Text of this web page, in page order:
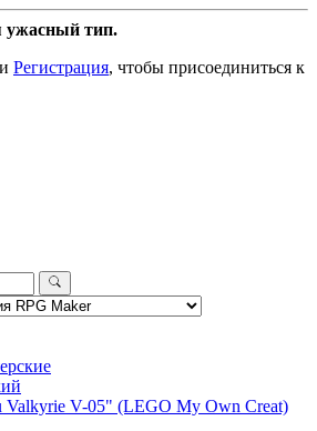
ужасный тип.
Регистрация, чтобы присоединиться к
Valkyrie V-05" (LEGO My Own Creat)